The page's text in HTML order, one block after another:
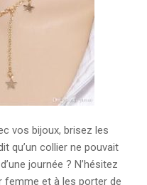
vos bijoux, brisez les
qu’un collier ne pouvait
journée ? N’hésitez
femme et à les porter de